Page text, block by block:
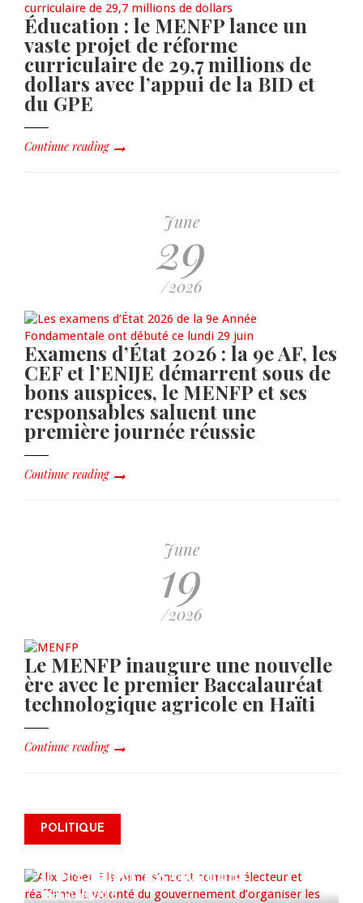
Éducation : le MENFP lance un
vaste projet de réforme
curriculaire de 29,7 millions de
dollars avec l’appui de la BID et
du GPE
Continue reading
June
29
/2026
Examens d’État 2026 : la 9e AF, les
CEF et l’ENIJE démarrent sous de
bons auspices, le MENFP et ses
responsables saluent une
première journée réussie
Continue reading
June
19
/2026
Le MENFP inaugure une nouvelle
ère avec le premier Baccalauréat
technologique agricole en Haïti
Continue reading
POLITIQUE
0 COMMENTS
Alix Didier Fils-Aimé s’inscrit
comme électeur et réaffirme la
d’organiser les élections
AUG 04, 2026